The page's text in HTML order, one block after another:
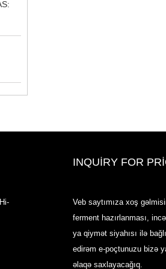
INQUIRY FOR
Veb saytımıza xoş
ferment hazırlanması,
ya qiymət siyahısı ilə
edirəm e-poçtunuzu bizə
əlaqə saxlayacağıq.